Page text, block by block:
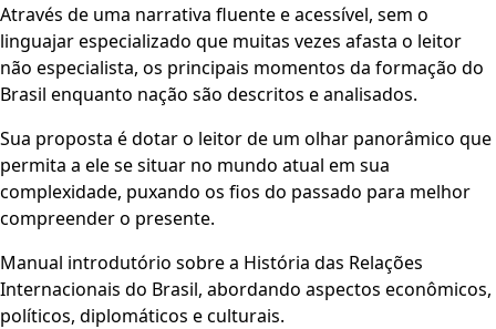
Através de uma narrativa fluente e acessível, sem o
linguajar especializado que muitas vezes afasta o leitor
não especialista, os principais momentos da formação do
Brasil enquanto nação são descritos e analisados.
Sua proposta é dotar o leitor de um olhar panorâmico que
permita a ele se situar no mundo atual em sua
complexidade, puxando os fios do passado para melhor
compreender o presente.
Manual introdutório sobre a História das Relações
Internacionais do Brasil, abordando aspectos econômicos,
políticos, diplomáticos e culturais.